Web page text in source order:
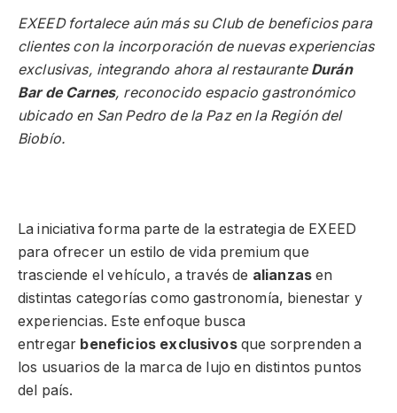
EXEED fortalece aún más su Club de beneficios para
clientes con la incorporación de nuevas experiencias
exclusivas, integrando ahora al restaurante Durán
Bar de Carnes, reconocido espacio gastronómico
ubicado en San Pedro de la Paz en la Región del
Biobío.
La iniciativa forma parte de la estrategia de EXEED
para ofrecer un estilo de vida premium que
trasciende el vehículo, a través de alianzas en
distintas categorías como gastronomía, bienestar y
experiencias. Este enfoque busca
entregar beneficios exclusivos que sorprenden a
los usuarios de la marca de lujo en distintos puntos
del país.